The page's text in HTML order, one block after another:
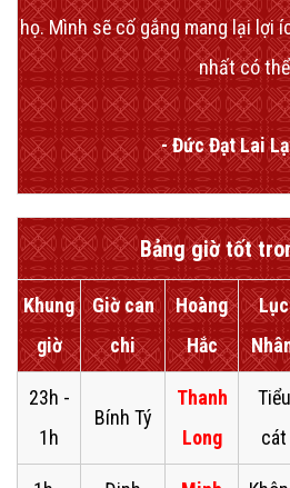
họ. Mình sẽ cố gắng mang lại lợi
nhất có
- Đức Đạt Lai
Bảng giờ tốt
Khung
giờ
Giờ can
chi
Hoàng
Hắc
Lục
23h -
1h
Bính Tý
Thanh
Long
Tiểu
cát